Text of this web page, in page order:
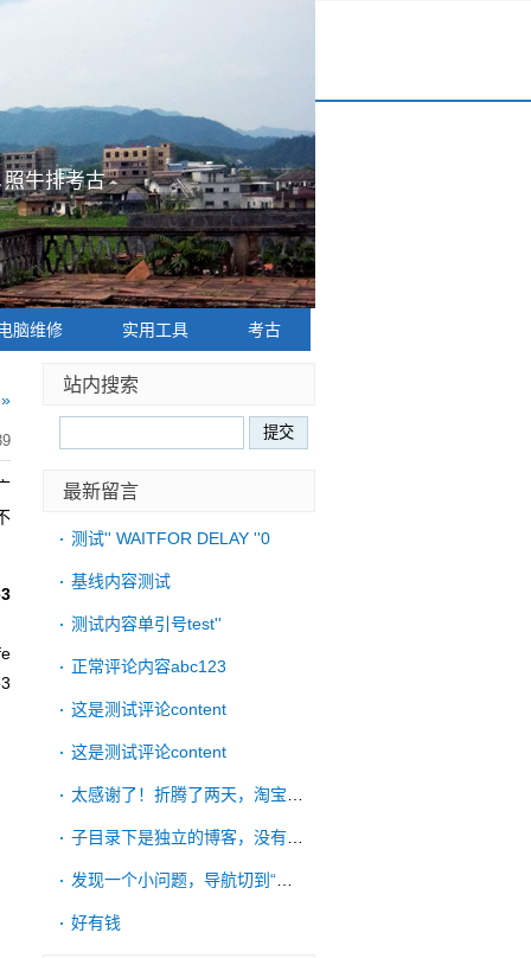
照牛排考古
脑维修 实用工具 考古
站内搜索
最新留言
测试'' WAITFOR DELAY ''0
基线内容测试
测试内容单引号test''
正常评论内容abc123
这是测试评论content
这是测试评论content
好有钱